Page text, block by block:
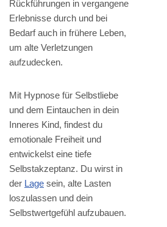
Rückführungen in vergangene
Erlebnisse durch und bei
Bedarf auch in frühere Leben,
um alte Verletzungen
aufzudecken.
Mit Hypnose für Selbstliebe
und dem Eintauchen in dein
Inneres Kind, findest du
emotionale Freiheit und
entwickelst eine tiefe
Selbstakzeptanz. Du wirst in
der Lage sein, alte Lasten
loszulassen und dein
Selbstwertgefühl aufzubauen.